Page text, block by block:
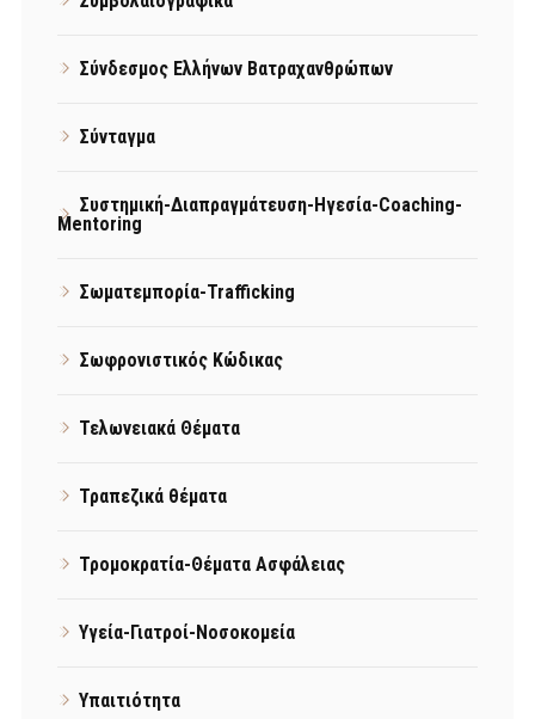
Σύνδεσμος Ελλήνων Βατραχανθρώπων
Σύνταγμα
Συστημική-Διαπραγμάτευση-Ηγεσία-Coaching-
Mentoring
Σωματεμπορία-Trafficking
Σωφρονιστικός Κώδικας
Τελωνειακά Θέματα
Τραπεζικά θέματα
Τρομοκρατία-Θέματα Ασφάλειας
Υγεία-Γιατροί-Νοσοκομεία
Υπαιτιότητα